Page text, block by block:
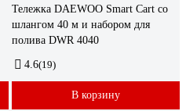
Тележка DAEWOO Smart Cart со
шлангом 40 м и набором для
полива DWR 4040
4.6(19)
В корзину